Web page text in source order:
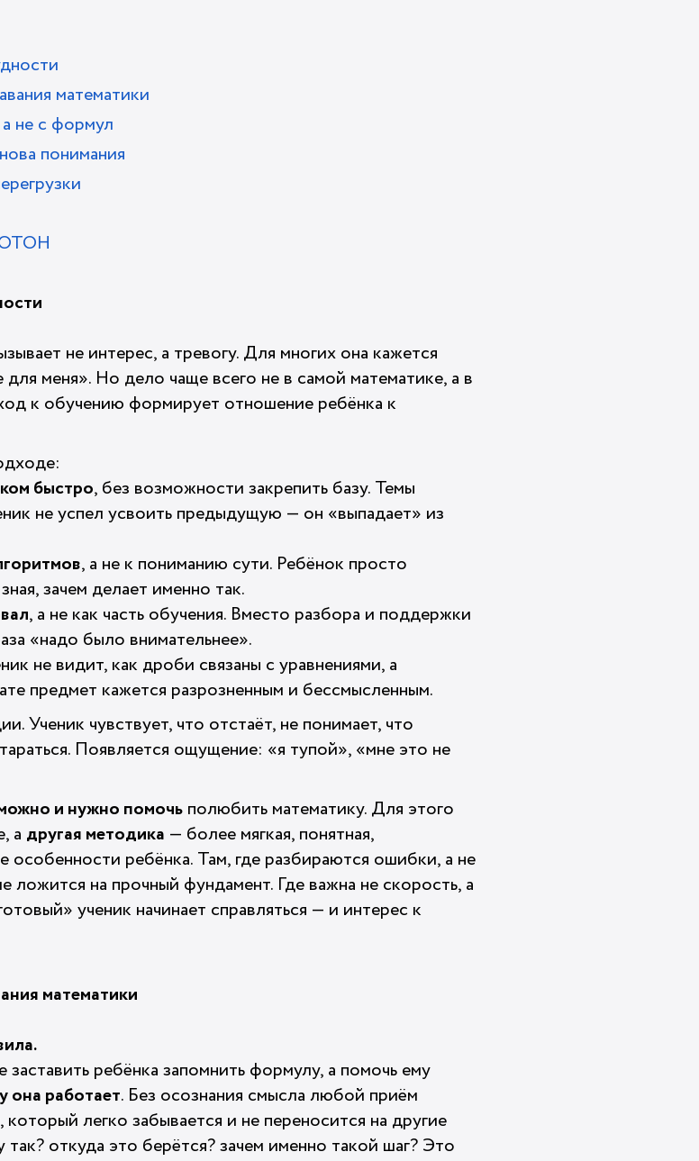
математики
не с формул
понимания
не интерес, а тревогу. Для многих она кажется
меня». Но дело чаще всего не в самой математике, а в
к обучению формирует отношение ребёнка к
быстро, без возможности закрепить базу. Темы
не успел усвоить предыдущую — он «выпадает» из
, а не к пониманию сути. Ребёнок просто
зачем делает именно так.
, а не как часть обучения. Вместо разбора и поддержки
«надо было внимательнее».
не видит, как дроби связаны с уравнениями, а
предмет кажется разрозненным и бессмысленным.
Ученик чувствует, что отстаёт, не понимает, что
Появляется ощущение: «я тупой», «мне это не
и нужно помочьполюбить математику. Для этого
а другая методика — более мягкая, понятная,
особенности ребёнка. Там, где разбираются ошибки, а не
ложится на прочный фундамент. Где важна не скорость, а
ученик начинает справляться — и интерес к
математики
ребёнка запомнить формулу, а помочь ему
она работает. Без осознания смысла любой приём
легко забывается и не переносится на другие
откуда это берётся? зачем именно такой шаг? Это